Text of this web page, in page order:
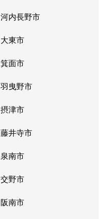
河内長野市
大東市
箕面市
羽曳野市
摂津市
藤井寺市
泉南市
交野市
阪南市